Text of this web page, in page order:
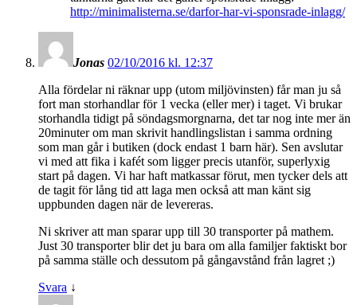
http://minimalisterna.se/darfor-har-vi-sponsrade-inlagg/
Jonas 02/10/2016 kl. 12:37
Alla fördelar ni räknar upp (utom miljövinsten) får man ju så
fort man storhandlar för 1 vecka (eller mer) i taget. Vi brukar
storhandla tidigt på söndagsmorgnarna, det tar nog inte mer än
20minuter om man skrivit handlingslistan i samma ordning
som man går i butiken (dock endast 1 barn här). Sen avslutar
vi med att fika i kafét som ligger precis utanför, superlyxig
start på dagen. Vi har haft matkassar förut, men tycker dels att
de tagit för lång tid att laga men också att man känt sig
uppbunden dagen när de levereras.
Ni skriver att man sparar upp till 30 transporter på mathem.
Just 30 transporter blir det ju bara om alla familjer faktiskt bor
på samma ställe och dessutom på gångavstånd från lagret ;)
Svara ↓